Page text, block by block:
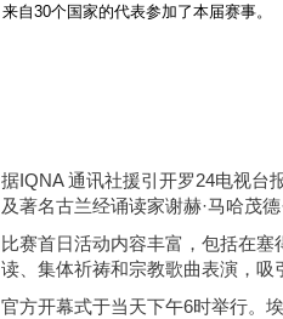
来自30个国家的代表参加了本届赛事。
据IQNA 通讯社援引开罗24电视台
及著名古兰经诵读家谢赫·马哈茂
比赛首日活动内容丰富，包括在
读、集体祈祷和宗教歌曲表演，吸
官方开幕式于当天下午6时举行。